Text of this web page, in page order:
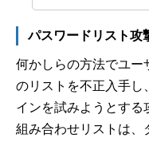
パスワードリスト攻
何かしらの方法でユー
のリストを不正入手し
インを試みようとする
組み合わせリストは、